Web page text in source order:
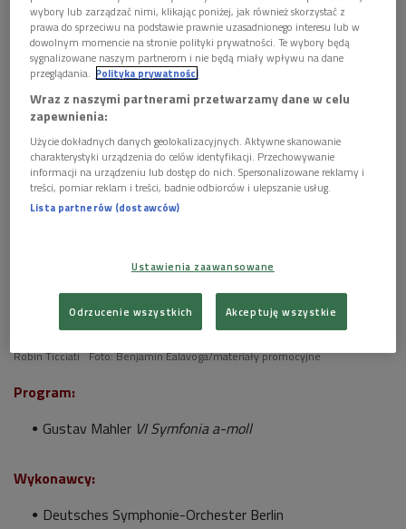
Symfonia a-moll Gustava Mahlera. To jedno z
najbardziej dramatycznych dzieł w jego twórczości,
określane często mianem "Symfonii tragicznej" -
rozbudowana, intensywna kompozycja o wyrazistej
dramaturgii i głębokim ładunku emocjonalnym.
Robin Ticciati Foto: Benjamin Ealavoga/materiały promocyjne
Program:
Gustav Mahler VI Symfonia a-moll
Wykonawcy:
Deutsches Symphonie-Orchester Berlin
wybory lub zarządzać nimi, klikając poniżej, jak również skorzystać z
prawa do sprzeciwu na podstawie prawnie uzasadnionego interesu lub w
dowolnym momencie na stronie polityki prywatności. Te wybory będą
sygnalizowane naszym partnerom i nie będą miały wpływu na dane
przeglądania. Polityka prywatności
Wraz z naszymi partnerami przetwarzamy dane w celu
zapewnienia:
Użycie dokładnych danych geolokalizacyjnych. Aktywne skanowanie
charakterystyki urządzenia do celów identyfikacji. Przechowywanie
informacji na urządzeniu lub dostęp do nich. Spersonalizowane reklamy i
treści, pomiar reklam i treści, badnie odbiorców i ulepszanie usług.
Lista partnerów (dostawców)
Ustawienia zaawansowane
Odrzucenie wszystkich Akceptuję wszystkie